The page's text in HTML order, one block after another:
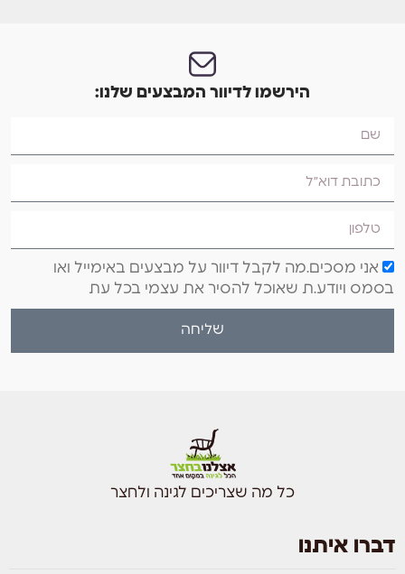
הירשמו לדיוור המבצעים שלנו:
אני מסכים.מה לקבל דיוור על מבצעים באימייל ואו
בסמס ויודע.ת שאוכל להסיר את עצמי בכל עת
שליחה
כל מה שצריכים לגינה ולחצר
דברו איתנו